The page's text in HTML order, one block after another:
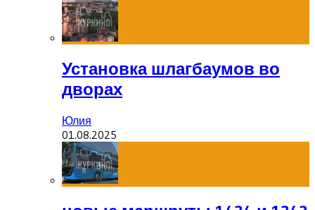
Установка шлагбаумов во
дворах
Юлия
01.08.2025